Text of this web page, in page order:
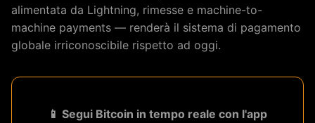
alimentata da Lightning, rimesse e machine-to-
machine payments — renderà il sistema di pagamento
globale irriconoscibile rispetto ad oggi.
📱 Segui Bitcoin in tempo reale con l'app